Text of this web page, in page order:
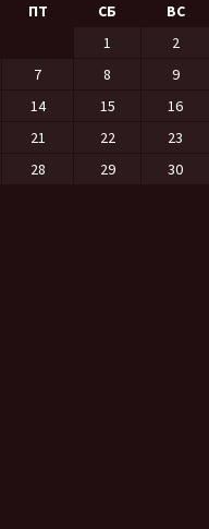
ПТ СБ ВС
1
2
7 8
9
14 15
16
21 22
23
28 29
30